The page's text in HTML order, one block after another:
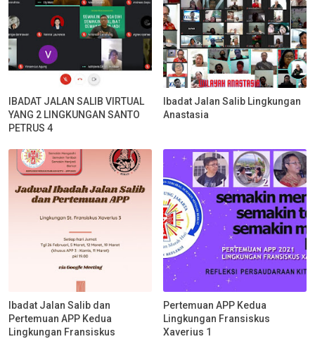
IBADAT JALAN SALIB VIRTUAL
YANG 2 LINGKUNGAN SANTO
PETRUS 4
Ibadat Jalan Salib Lingkungan
Anastasia
Ibadat Jalan Salib dan
Pertemuan APP Kedua
Lingkungan Fransiskus
Pertemuan APP Kedua
Lingkungan Fransiskus
Xaverius 1